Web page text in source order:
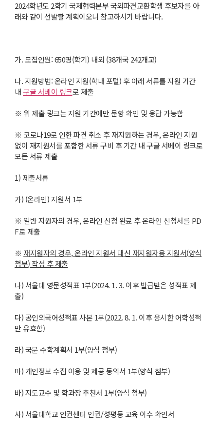
2024학년도 2학기 국제협력본부 국외파견교환학생 후보자를 아
래와 같이 선발할 계획이오니 참고하시기 바랍니다.
가. 모집인원: 650명(학기) 내외 (38개국 242개교)
나. 지원방법: 온라인 지원(학내 포털) 후 아래 서류를 지원 기간
내구글 서베이 링크로 제출
※ 위 제출 링크는지원 기간에만 문항 확인 및 응답 가능함
※ 코로나19로 인한 파견 취소 후 재지원하는 경우, 온라인 지원
없이 재지원서를 포함한 서류 구비 후 기간 내 구글 서베이 링크로
모든 서류 제출
1) 제출서류
가) (온라인) 지원서 1부
※ 일반 지원자의 경우, 온라인 신청 완료 후 온라인 신청서를 PD
F로 제출
※ 재지원자의 경우,온라인 지원서 대신 재지원자용 지원서(양식
첨부)작성 후 제출
나) 서울대 영문성적표 1부(2024. 1. 3. 이후 발급받은 성적표 제
출)
다) 공인외국어성적표 사본 1부(2022. 8. 1. 이후 응시한 어학성적
만 유효함)
라) 국문 수학계획서 1부(양식 첨부)
마) 개인정보 수집 이용 및 제공 동의서 1부(양식 첨부)
바) 지도교수 및 학과장 추천서 1부(양식 첨부)
사) 서울대학교 인권센터 인권/성평등 교육 이수 확인서